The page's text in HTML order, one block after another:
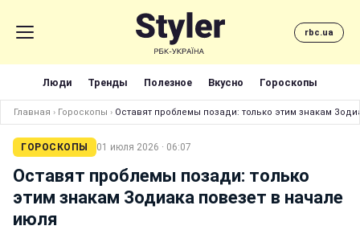
rbc.ua
Люди Тренды Полезное Вкусно Гороскопы
Главная › Гороскопы › Оставят проблемы позади: только этим знакам
ГОРОСКОПЫ 01 июля 2026 · 06:07
Оставят проблемы позади: только
этим знакам Зодиака повезет в начале
июля